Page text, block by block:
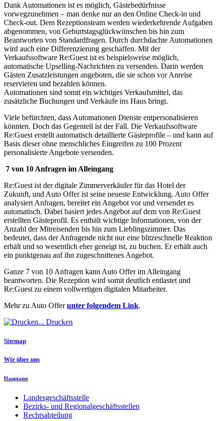
Dank Automationen ist es möglich, Gästebedürfnisse
vorwegzunehmen – man denke nur an den Online Check-in und
Check-out. Dem Rezeptionsteam werden wiederkehrende Aufgaben
abgenommen, von Geburtstagsglückwünschen bis hin zum
Beantworten von Standardfragen. Durch durchdachte Automationen
wird auch eine Differenzierung geschaffen. Mit der
Verkaufssoftware Re:Guest ist es beispielsweise möglich,
automatische Upselling-Nachrichten zu versenden. Darin werden
Gästen Zusatzleistungen angeboten, die sie schon vor Anreise
reservieren und bezahlen können.
Automationen sind somit ein wichtiges Verkaufsmittel, das
zusätzliche Buchungen und Verkäufe ins Haus bringt.
Viele befürchten, dass Automationen Dienste entpersonalisieren
könnten. Doch das Gegenteil ist der Fall. Die Verkaufssoftware
Re:Guest erstellt automatisch detaillierte Gästeprofile – und kann auf
Basis dieser ohne menschliches Eingreifen zu 100 Prozent
personalisierte Angebote versenden.
7 von 10 Anfragen im Alleingang
Re:Guest ist der digitale Zimmerverkäufer für das Hotel der
Zukunft, und Auto Offer ist seine neueste Entwicklung. Auto Offer
analysiert Anfragen, bereitet ein Angebot vor und versendet es
automatisch. Dabei basiert jedes Angebot auf dem von Re:Guest
erstellten Gästeprofil. Es enthält wichtige Informationen, von der
Anzahl der Mitreisenden bis hin zum Lieblingszimmer. Das
bedeutet, dass der Anfragende nicht nur eine blitzeschnelle Reaktion
erhält und so wesentlich eher geneigt ist, zu buchen. Er erhält auch
ein punktgenau auf ihn zugeschnittenes Angebot.
Ganze 7 von 10 Anfragen kann Auto Offer im Alleingang
beantworten. Die Rezeption wird somit deutlich entlastet und
Re:Guest zu einem vollwertigen digitalen Mitarbeiter.
Mehr zu Auto Offerunter folgendem Link.
Drucken
Sitemap
Wir über uns
Hauptamt
Landesgeschäftsstelle
Bezirks- und Regionalgeschäftsstellen
Rechtsabteilung